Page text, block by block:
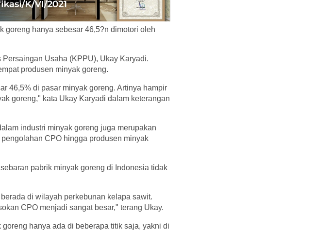
goreng hanya sebesar 46,5?n dimotori oleh
Usaha (KPPU), Ukay Karyadi.
produsen minyak goreng.
46,5% di pasar minyak goreng. Artinya hampir
goreng," kata Ukay Karyadi dalam keterangan
industri minyak goreng juga merupakan
CPO hingga produsen minyak
pabrik minyak goreng di Indonesia tidak
di wilayah perkebunan kelapa sawit.
CPO menjadi sangat besar," terang Ukay.
hanya ada di beberapa titik saja, yakni di